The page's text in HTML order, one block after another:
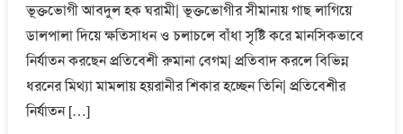
ভূক্তভোগী আবদুল হক ঘরামী| ভূক্তভোগীর সীমানায় গাছ লাগিয়ে
ডালপালা দিয়ে ক্ষতিসাধন ও চলাচলে বাঁধা সৃষ্টি করে মানসিকভাবে
নির্যাতন করছেন প্রতিবেশী রুমানা বেগম| প্রতিবাদ করলে বিভিন্ন
ধরনের মিথ্যা মামলায় হয়রানীর শিকার হচ্ছেন তিনি| প্রতিবেশীর
নির্যাতন […]